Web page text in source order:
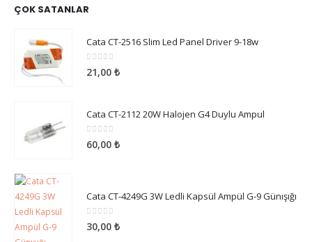
ÇOK SATANLAR
Cata CT-2516 Slim Led Panel Driver 9-18w
05 üzerinden
21,00 ₺
Cata CT-2112 20W Halojen G4 Duylu Ampul
05 üzerinden
60,00 ₺
Cata CT-4249G 3W Ledli Kapsül Ampül G-9 Günışığı
05 üzerinden
30,00 ₺